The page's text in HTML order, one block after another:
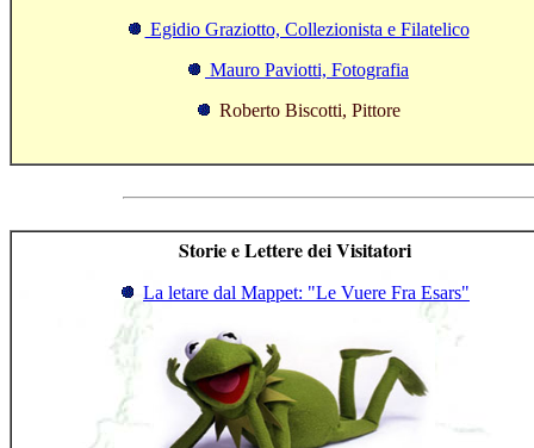
Egidio Graziotto, Collezionista e Filatelico
Mauro Paviotti, Fotografia
Roberto Biscotti, Pittore
Storie e Lettere dei Visitatori
La letare dal Mappet: "Le Vuere Fra Esars"